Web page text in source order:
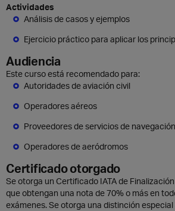
Actividades
Análisis de casos y ejemplos
Ejercicio práctico para aplicar los
Audiencia
Este curso está recomendado para:
Autoridades de aviación civil
Operadores aéreos
Proveedores de servicios de
Operadores de aeródromos
Certificado otorgado
Se otorga un Certificado IATA de
que obtengan una nota de 70% o más en
exámenes. Se otorga una distinción